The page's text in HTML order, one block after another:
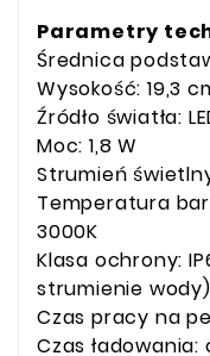
Parametry
Średnica
Wysokość: 19,3
Źródło światła:
Moc: 1,8 W
Strumień
Temperatura
3000K
Klasa ochrony:
strumienie wody)
Czas pracy na
Czas ładowania: